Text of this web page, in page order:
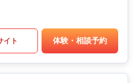
イト 体験・相談予約